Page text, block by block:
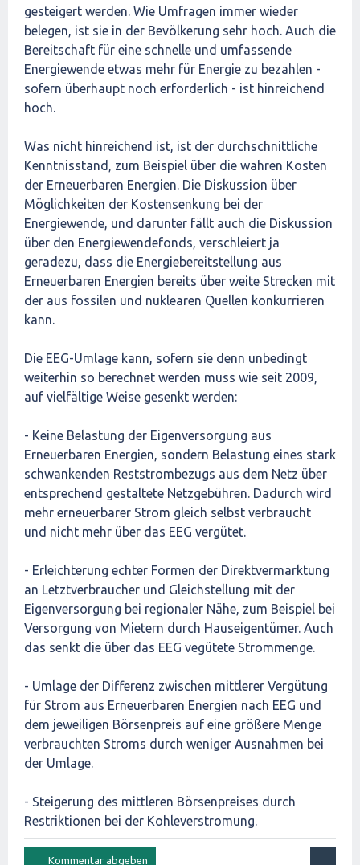
gesteigert werden. Wie Umfragen immer wieder
belegen, ist sie in der Bevölkerung sehr hoch. Auch die
Bereitschaft für eine schnelle und umfassende
Energiewende etwas mehr für Energie zu bezahlen -
sofern überhaupt noch erforderlich - ist hinreichend
hoch.
Was nicht hinreichend ist, ist der durchschnittliche
Kenntnisstand, zum Beispiel über die wahren Kosten
der Erneuerbaren Energien. Die Diskussion über
Möglichkeiten der Kostensenkung bei der
Energiewende, und darunter fällt auch die Diskussion
über den Energiewendefonds, verschleiert ja
geradezu, dass die Energiebereitstellung aus
Erneuerbaren Energien bereits über weite Strecken mit
der aus fossilen und nuklearen Quellen konkurrieren
kann.
Die EEG-Umlage kann, sofern sie denn unbedingt
weiterhin so berechnet werden muss wie seit 2009,
auf vielfältige Weise gesenkt werden:
- Keine Belastung der Eigenversorgung aus
Erneuerbaren Energien, sondern Belastung eines stark
schwankenden Reststrombezugs aus dem Netz über
entsprechend gestaltete Netzgebühren. Dadurch wird
mehr erneuerbarer Strom gleich selbst verbraucht
und nicht mehr über das EEG vergütet.
- Erleichterung echter Formen der Direktvermarktung
an Letztverbraucher und Gleichstellung mit der
Eigenversorgung bei regionaler Nähe, zum Beispiel bei
Versorgung von Mietern durch Hauseigentümer. Auch
das senkt die über das EEG vegütete Strommenge.
- Umlage der Differenz zwischen mittlerer Vergütung
für Strom aus Erneuerbaren Energien nach EEG und
dem jeweiligen Börsenpreis auf eine größere Menge
verbrauchten Stroms durch weniger Ausnahmen bei
der Umlage.
- Steigerung des mittleren Börsenpreises durch
Restriktionen bei der Kohleverstromung.